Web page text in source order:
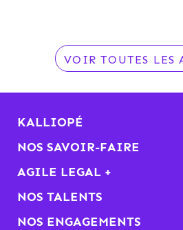
VOIR TOUTES LES
KALLIOPÉ
NOS SAVOIR-FAIRE
AGILE LEGAL +
NOS TALENTS
NOS ENGAGEMENTS